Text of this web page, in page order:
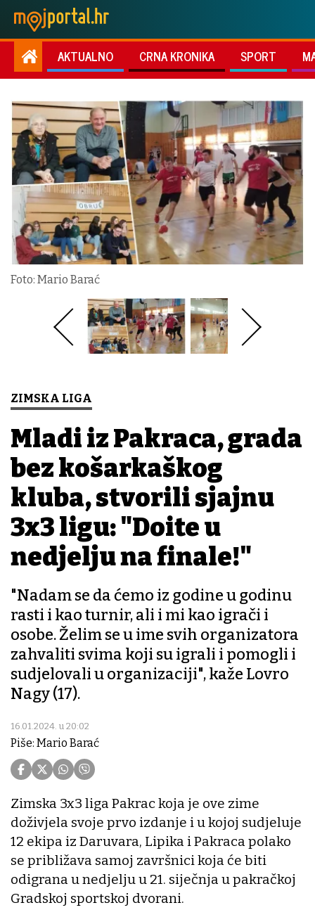
AKTUALNO CRNA KRONIKA SPORT
Foto: Mario Barać
ZIMSKA LIGA
Mladi iz Pakraca, grada
bez košarkaškog
kluba, stvorili sjajnu
3x3 ligu: "Dođite u
nedjelju na finale!"
"Nadam se da ćemo iz godine u godinu
rasti i kao turnir, ali i mi kao igrači i
osobe. Želim se u ime svih organizatora
zahvaliti svima koji su igrali i pomogli i
sudjelovali u organizaciji", kaže Lovro
Nagy (17).
16.01.2024. u 20:02
Piše: Mario Barać
Zimska 3x3 liga Pakrac koja je ove zime
doživjela svoje prvo izdanje i u kojoj sudjeluje
12 ekipa iz Daruvara, Lipika i Pakraca polako
se približava samoj završnici koja će biti
odigrana u nedjelju u 21. siječnja u pakračkoj
Gradskoj sportskoj dvorani.